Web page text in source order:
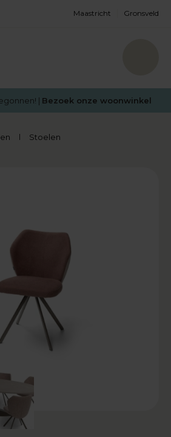
Maastricht Gronsveld
| Bezoek onze woonwinkel
Stoelen